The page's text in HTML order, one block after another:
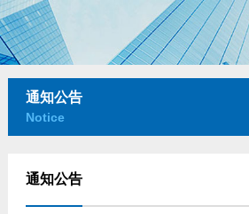
通知公告
Notice
通知公告